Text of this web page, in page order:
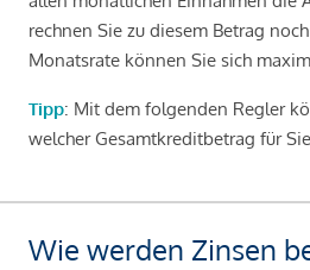
rechnen Sie zu diesem Betrag
Monatsrate können Sie sich
Tipp: Mit dem folgenden Regler
welcher Gesamtkreditbetrag für
Wie werden Zinsen